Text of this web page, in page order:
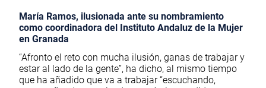
María Ramos, ilusionada ante su nombramiento
como coordinadora del Instituto Andaluz de la Mujer
en Granada
“Afronto el reto con mucha ilusión, ganas de trabajar y
estar al lado de la gente”, ha dicho, al mismo tiempo
que ha añadido que va a trabajar “escuchando,